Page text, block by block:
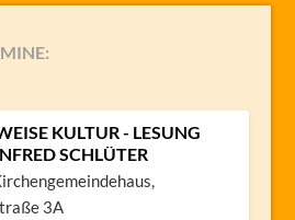
KULTUR - LESUNG
SCHLÜTER
3A